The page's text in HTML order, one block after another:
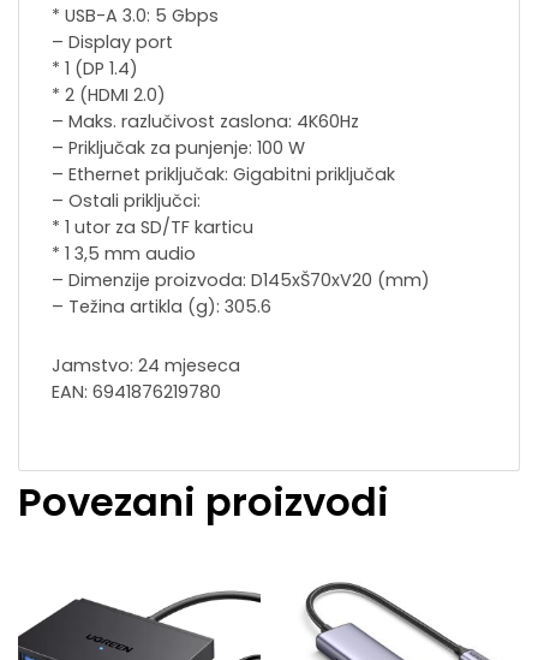
* USB-A 3.0: 5 Gbps
– Display port
* 1 (DP 1.4)
* 2 (HDMI 2.0)
– Maks. razlučivost zaslona: 4K60Hz
– Priključak za punjenje: 100 W
– Ethernet priključak: Gigabitni priključak
– Ostali priključci:
* 1 utor za SD/TF karticu
* 1 3,5 mm audio
– Dimenzije proizvoda: D145xŠ70xV20 (mm)
– Težina artikla (g): 305.6
Jamstvo: 24 mjeseca
EAN: 6941876219780
Povezani proizvodi